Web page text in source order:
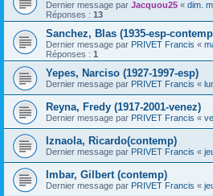
Dernier message par Jacquou25 « dim.
Réponses : 13
Sanchez, Blas (1935-esp-
Dernier message par PRIVET Francis «
Réponses : 1
Yepes, Narciso (1927-1997-esp)
Dernier message par PRIVET Francis «
Reyna, Fredy (1917-2001-venez)
Dernier message par PRIVET Francis «
Iznaola, Ricardo(contemp)
Dernier message par PRIVET Francis «
Imbar, Gilbert (contemp)
Dernier message par PRIVET Francis «